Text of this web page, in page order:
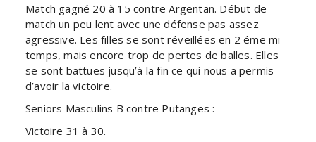
Match gagné 20 à 15 contre Argentan. Début de
match un peu lent avec une défense pas assez
agressive. Les filles se sont réveillées en 2 éme mi-
temps, mais encore trop de pertes de balles. Elles
se sont battues jusqu’à la fin ce qui nous a permis
d’avoir la victoire.
Seniors Masculins B contre Putanges :
Victoire 31 à 30.